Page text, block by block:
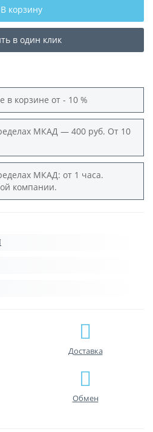
В корзину
в один клик
в корзине от - 10 %
МКАД — 400 руб. От 10
МКАД: от 1 часа.
компании.
Доставка
Обмен